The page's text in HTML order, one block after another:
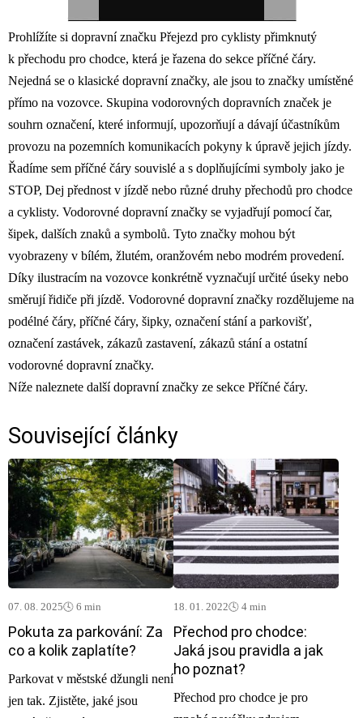
Prohlížíte si dopravní značku Přejezd pro cyklisty přimknutý
k přechodu pro chodce, která je řazena do sekce příčné čáry.
Nejedná se o klasické dopravní značky, ale jsou to značky umístěné
přímo na vozovce. Skupina vodorovných dopravních značek je
souhrn označení, které informují, upozorňují a dávají účastníkům
provozu na pozemních komunikacích pokyny k úpravě jejich jízdy.
Řadíme sem příčné čáry souvislé a s doplňujícími symboly jako je
STOP, Dej přednost v jízdě nebo různé druhy přechodů pro chodce
a cyklisty. Vodorovné dopravní značky se vyjadřují pomocí čar,
šipek, dalších znaků a symbolů. Tyto značky mohou být
vyobrazeny v bílém, žlutém, oranžovém nebo modrém provedení.
Díky ilustracím na vozovce konkrétně vyznačují určité úseky nebo
směrují řidiče při jízdě. Vodorovné dopravní značky rozdělujeme na
podélné čáry, příčné čáry, šipky, označení stání a parkovišť,
označení zastávek, zákazů zastavení, zákazů stání a ostatní
vodorovné dopravní značky.
Níže naleznete další dopravní značky ze sekce Příčné čáry.
Související články
07. 08. 2025🕓 6 min
Pokuta za parkování: Za
co a kolik zaplatíte?
Parkovat v městské džungli není
jen tak. Zjistěte, jaké jsou
18. 01. 2022🕓 4 min
Přechod pro chodce:
Jaká jsou pravidla a jak
ho poznat?
Přechod pro chodce je pro